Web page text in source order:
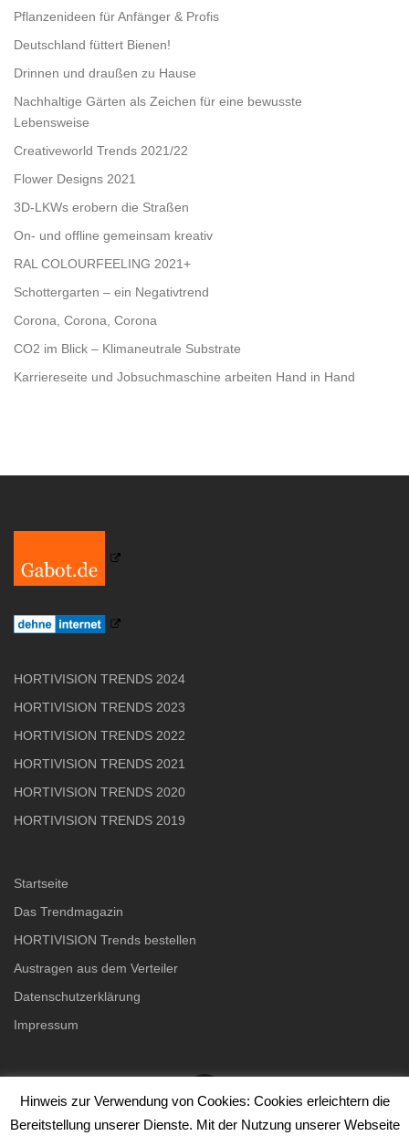
Pflanzenideen für Anfänger & Profis
Deutschland füttert Bienen!
Drinnen und draußen zu Hause
Nachhaltige Gärten als Zeichen für eine bewusste
Lebensweise
Creativeworld Trends 2021/22
Flower Designs 2021
3D-LKWs erobern die Straßen
On- und offline gemeinsam kreativ
RAL COLOURFEELING 2021+
Schottergarten – ein Negativtrend
Corona, Corona, Corona
CO2 im Blick – Klimaneutrale Substrate
Karriereseite und Jobsuchmaschine arbeiten Hand in Hand
HORTIVISION TRENDS 2024
HORTIVISION TRENDS 2023
HORTIVISION TRENDS 2022
HORTIVISION TRENDS 2021
HORTIVISION TRENDS 2020
HORTIVISION TRENDS 2019
Startseite
Das Trendmagazin
HORTIVISION Trends bestellen
Austragen aus dem Verteiler
Datenschutzerklärung
Impressum
Hinweis zur Verwendung von Cookies: Cookies erleichtern die
Bereitstellung unserer Dienste. Mit der Nutzung unserer Webseite